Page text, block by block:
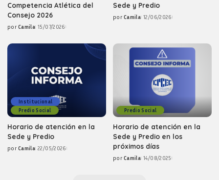
Competencia Atlética del
Consejo 2026
Posted
por Camila 15/07/2026
Sede y Predio
Posted
por Camila 12/06/2026
Institucional
Predio Social
Horario de atención en la
Sede y Predio
Posted
por Camila 22/05/2026
Predio Social
Horario de atención en la
Sede y Predio en los
próximos días
Posted
por Camila 14/08/2025